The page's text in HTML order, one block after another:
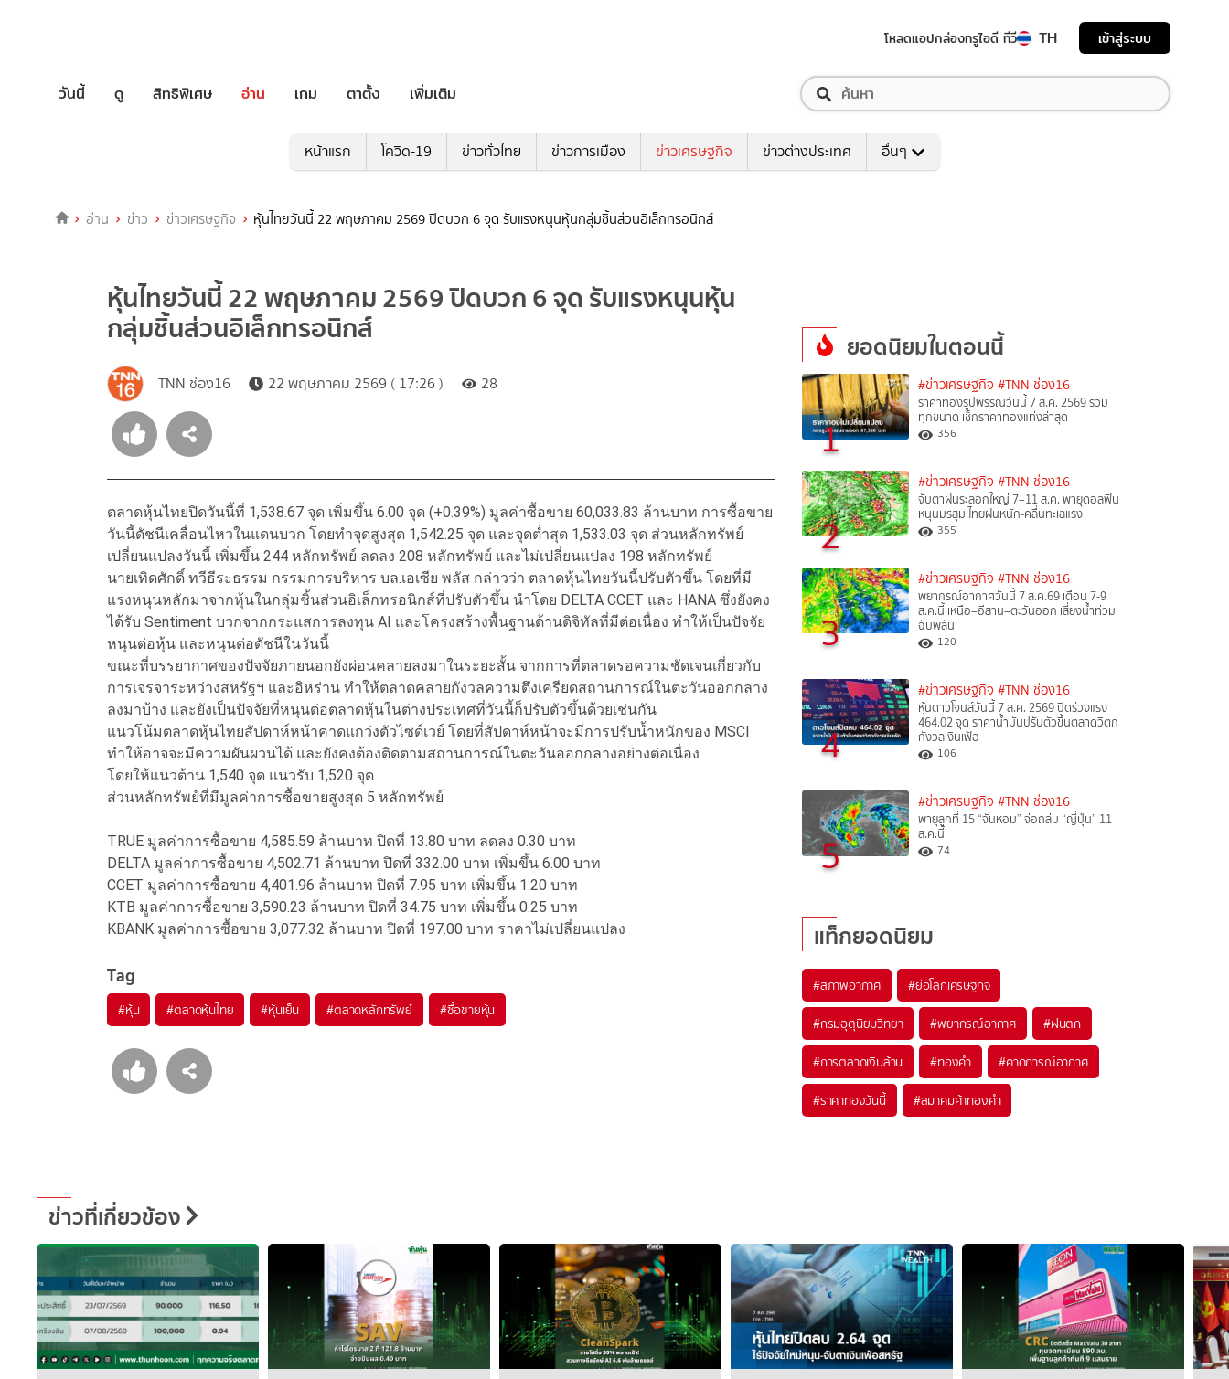
โหลดแอปกล่องทรูไอดี ทีวี TH เข้าสู่ระบบ
วันนี้ ดู สิทธิพิเศษ อ่าน เกม ตาตั้ง เพิ่มเติม
หน้าแรก โควิด-19 ข่าวทั่วไทย ข่าวการเมือง ข่าวเศรษฐกิจ ข่าวต่างประเทศ อื่นๆ
อ่าน ข่าว ข่าวเศรษฐกิจ หุ้นไทยวันนี้ 22 พฤษภาคม 2569 ปิดบวก 6 จุด รับแรงหนุนหุ้นกลุ่มชิ้นส่วนอิเล็กทรอนิกส์
หุ้นไทยวันนี้ 22 พฤษภาคม 2569 ปิดบวก 6 จุด รับแรงหนุนหุ้น
กลุ่มชิ้นส่วนอิเล็กทรอนิกส์
TNN ช่อง16 22 พฤษภาคม 2569 ( 17:26 ) 28
ตลาดหุ้นไทยปิดวันนี้ที่ 1,538.67 จุด เพิ่มขึ้น 6.00 จุด (+0.39%) มูลค่าซื้อขาย 60,033.83 ล้านบาท การซื้อขาย
วันนี้ดัชนีเคลื่อนไหวในแดนบวก โดยทำจุดสูงสุด 1,542.25 จุด และจุดต่ำสุด 1,533.03 จุด ส่วนหลักทรัพย์
เปลี่ยนแปลงวันนี้ เพิ่มขึ้น 244 หลักทรัพย์ ลดลง 208 หลักทรัพย์ และไม่เปลี่ยนแปลง 198 หลักทรัพย์
นายเทิดศักดิ์ ทวีธีระธรรม กรรมการบริหาร บล.เอเซีย พลัส กล่าวว่า ตลาดหุ้นไทยวันนี้ปรับตัวขึ้น โดยที่มี
แรงหนุนหลักมาจากหุ้นในกลุ่มชิ้นส่วนอิเล็กทรอนิกส์ที่ปรับตัวขึ้น นำโดย DELTA CCET และ HANA ซึ่งยังคง
ได้รับ Sentiment บวกจากกระแสการลงทุน AI และโครงสร้างพื้นฐานด้านดิจิทัลที่มีต่อเนื่อง ทำให้เป็นปัจจัย
หนุนต่อหุ้น และหนุนต่อดัชนีในวันนี้
ขณะที่บรรยากาศของปัจจัยภายนอกยังผ่อนคลายลงมาในระยะสั้น จากการที่ตลาดรอความชัดเจนเกี่ยวกับ
การเจรจาระหว่างสหรัฐฯ และอิหร่าน ทำให้ตลาดคลายกังวลความตึงเครียดสถานการณ์ในตะวันออกกลาง
ลงมาบ้าง และยังเป็นปัจจัยที่หนุนต่อตลาดหุ้นในต่างประเทศที่วันนี้ก็ปรับตัวขึ้นด้วยเช่นกัน
แนวโน้มตลาดหุ้นไทยสัปดาห์หน้าคาดแกว่งตัวไซด์เวย์ โดยที่สัปดาห์หน้าจะมีการปรับน้ำหนักของ MSCI
ทำให้อาจจะมีความผันผวนได้ และยังคงต้องติดตามสถานการณ์ในตะวันออกกลางอย่างต่อเนื่อง
โดยให้แนวต้าน 1,540 จุด แนวรับ 1,520 จุด
ส่วนหลักทรัพย์ที่มีมูลค่าการซื้อขายสูงสุด 5 หลักทรัพย์
TRUE มูลค่าการซื้อขาย 4,585.59 ล้านบาท ปิดที่ 13.80 บาท ลดลง 0.30 บาท
DELTA มูลค่าการซื้อขาย 4,502.71 ล้านบาท ปิดที่ 332.00 บาท เพิ่มขึ้น 6.00 บาท
CCET มูลค่าการซื้อขาย 4,401.96 ล้านบาท ปิดที่ 7.95 บาท เพิ่มขึ้น 1.20 บาท
KTB มูลค่าการซื้อขาย 3,590.23 ล้านบาท ปิดที่ 34.75 บาท เพิ่มขึ้น 0.25 บาท
KBANK มูลค่าการซื้อขาย 3,077.32 ล้านบาท ปิดที่ 197.00 บาท ราคาไม่เปลี่ยนแปลง
Tag
#หุ้น #ตลาดหุ้นไทย #หุ้นเย็น #ตลาดหลักทรัพย์ #ซื้อขายหุ้น
ยอดนิยมในตอนนี้
1
#ข่าวเศรษฐกิจ #TNN ช่อง16
ราคาทองรูปพรรณวันนี้ 7 ส.ค. 2569 รวม
ทุกขนาด เช็กราคาทองแท่งล่าสุด
356
2
#ข่าวเศรษฐกิจ #TNN ช่อง16
จับตาฝนระลอกใหญ่ 7–11 ส.ค. พายุดอลฟิน
หนุนมรสุม ไทยฝนหนัก-คลื่นทะเลแรง
355
3
#ข่าวเศรษฐกิจ #TNN ช่อง16
พยากรณ์อากาศวันนี้ 7 ส.ค.69 เตือน 7-9
ส.ค.นี้ เหนือ–อีสาน–ตะวันออก เสี่ยงน้ำท่วม
ฉับพลัน
120
4
#ข่าวเศรษฐกิจ #TNN ช่อง16
หุ้นดาวโจนส์วันนี้ 7 ส.ค. 2569 ปิดร่วงแรง
464.02 จุด ราคาน้ำมันปรับตัวขึ้นตลาดวิตก
กังวลเงินเฟ้อ
106
5
#ข่าวเศรษฐกิจ #TNN ช่อง16
พายุลูกที่ 15 “จันหอม” จ่อถล่ม “ญี่ปุ่น” 11
ส.ค.นี้
74
แท็กยอดนิยม
#สภาพอากาศ #ย่อโลกเศรษฐกิจ
#กรมอุตุนิยมวิทยา #พยากรณ์อากาศ #ฝนตก
#การตลาดเงินล้าน #ทองคำ #คาดการณ์อากาศ
#ราคาทองวันนี้ #สมาคมค้าทองคำ
ข่าวที่เกี่ยวข้อง